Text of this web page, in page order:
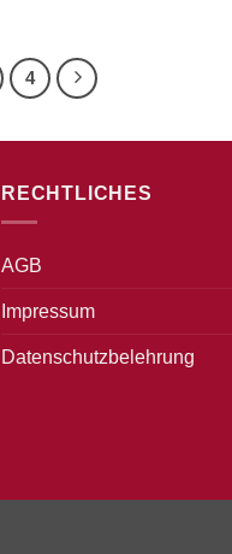
4
RECHTLICHES
AGB
Impressum
Datenschutzbelehrung